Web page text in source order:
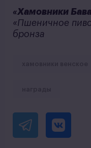
«Хамовники
«Пшеничное
бронза